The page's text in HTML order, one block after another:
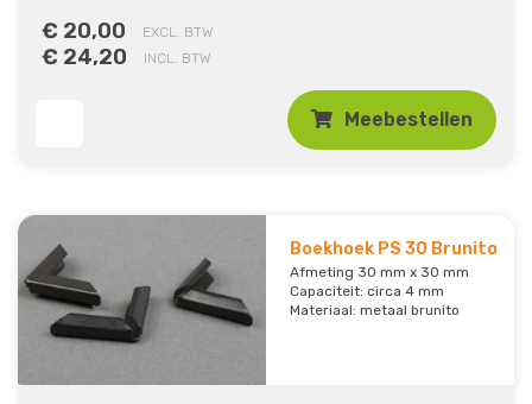
€ 20,00 EXCL. BTW
€ 24,20 INCL. BTW
Meebestellen
Boekhoek PS 30 Brunito
Afmeting 30 mm x 30 mm
Capaciteit: circa 4 mm
Materiaal: metaal brunito